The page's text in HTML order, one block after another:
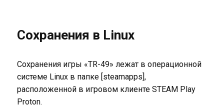
Сохранения в Linux
Сохранения игры «TR-49» лежат в операционной
системе Linux в папке [steamapps],
расположенной в игровом клиенте STEAM Play
Proton.